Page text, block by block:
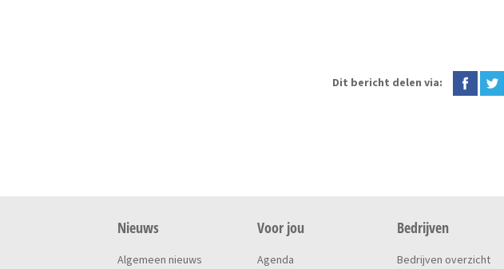
Dit bericht delen via:
Nieuws
Algemeen nieuws
Voor jou
Agenda
Bedrijven
Bedrijven overzicht